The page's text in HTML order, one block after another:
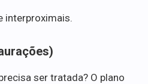
interproximais.
ser tratada? O plano